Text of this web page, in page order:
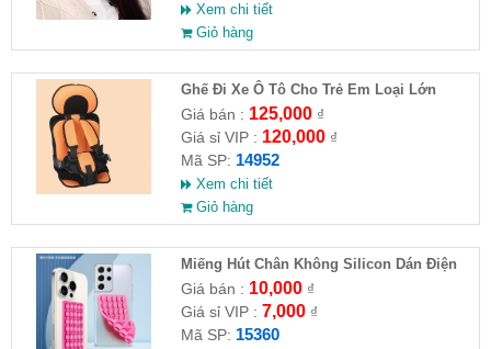
Xem chi tiết
Giỏ hàng
Ghế Đi Xe Ô Tô Cho Trẻ Em Loại Lớn
56x24x36
Giá bán : 125,000₫
Giá sỉ VIP : 120,000₫
Mã SP: 14952
Xem chi tiết
Giỏ hàng
Miếng Hút Chân Không Silicon Dán Điện
Thoại
Giá bán : 10,000₫
Giá sỉ VIP : 7,000₫
Mã SP: 15360